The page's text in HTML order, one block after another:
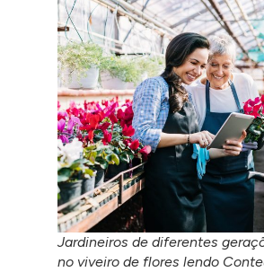
Jardineiros de diferentes
no viveiro de flores lendo